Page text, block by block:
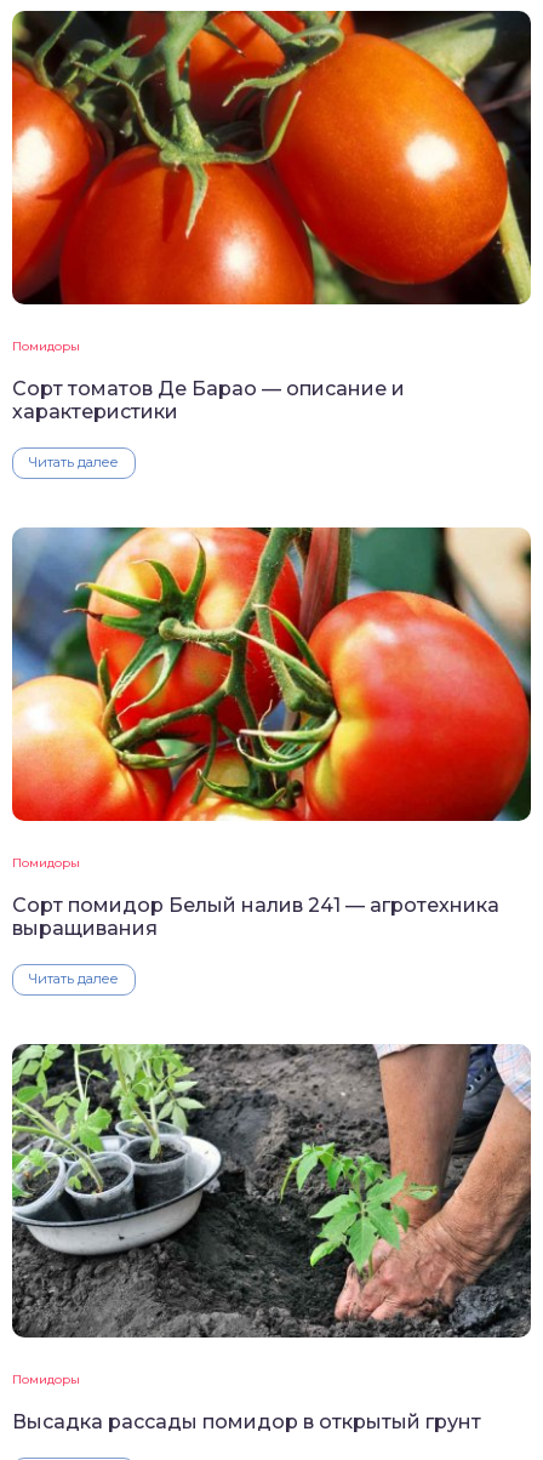
Помидоры
Сорт томатов Де Барао — описание и
характеристики
Читать далее
Помидоры
Сорт помидор Белый налив 241 — агротехника
выращивания
Читать далее
Помидоры
Высадка рассады помидор в открытый грунт